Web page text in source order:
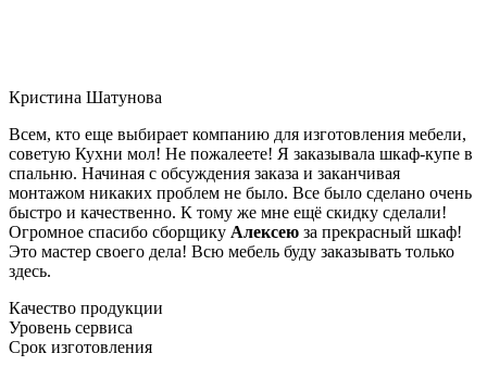
Кристина Шатунова
Всем, кто еще выбирает компанию для изготовления мебели,
советую Кухни мол! Не пожалеете! Я заказывала шкаф-купе в
спальню. Начиная с обсуждения заказа и заканчивая
монтажом никаких проблем не было. Все было сделано очень
быстро и качественно. К тому же мне ещё скидку сделали!
Огромное спасибо сборщику Алексею за прекрасный шкаф!
Это мастер своего дела! Всю мебель буду заказывать только
здесь.
Качество продукции
Уровень сервиса
Срок изготовления